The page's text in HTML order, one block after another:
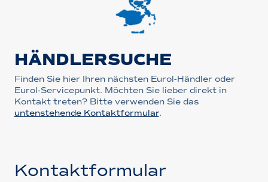
HÄNDLERSUCHE
Finden Sie hier Ihren nächsten Eurol-Händler oder
Eurol-Servicepunkt. Möchten Sie lieber direkt in
Kontakt treten? Bitte verwenden Sie das
untenstehende Kontaktformular.
Kontaktformular